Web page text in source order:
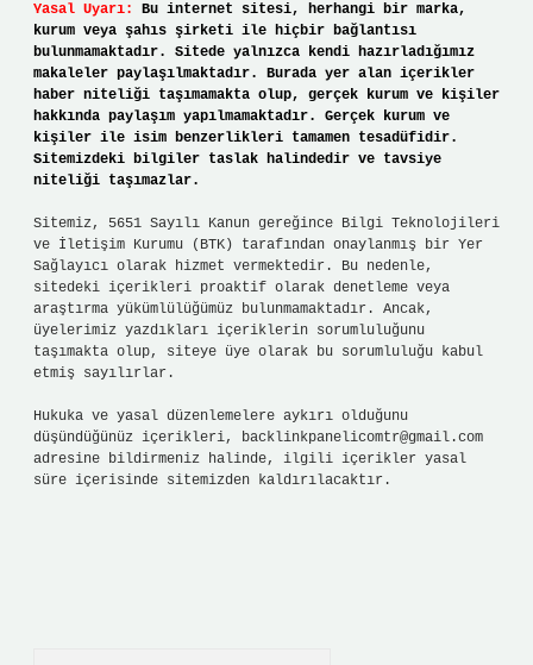
Yasal Uyarı:
Bu internet sitesi, herhangi bir marka,
kurum veya şahıs şirketi ile hiçbir bağlantısı
bulunmamaktadır. Sitede yalnızca kendi hazırladığımız
makaleler paylaşılmaktadır. Burada yer alan içerikler
haber niteliği taşımamakta olup, gerçek kurum ve kişiler
hakkında paylaşım yapılmamaktadır. Gerçek kurum ve
kişiler ile isim benzerlikleri tamamen tesadüfidir.
Sitemizdeki bilgiler taslak halindedir ve tavsiye
niteliği taşımazlar.
Sitemiz, 5651 Sayılı Kanun gereğince Bilgi Teknolojileri
ve İletişim Kurumu (BTK) tarafından onaylanmış bir Yer
Sağlayıcı olarak hizmet vermektedir. Bu nedenle,
sitedeki içerikleri proaktif olarak denetleme veya
araştırma yükümlülüğümüz bulunmamaktadır. Ancak,
üyelerimiz yazdıkları içeriklerin sorumluluğunu
taşımakta olup, siteye üye olarak bu sorumluluğu kabul
etmiş sayılırlar.
Hukuka ve yasal düzenlemelere aykırı olduğunu
düşündüğünüz içerikleri, backlinkpanelicomtr@gmail.com
adresine bildirmeniz halinde, ilgili içerikler yasal
süre içerisinde sitemizden kaldırılacaktır.